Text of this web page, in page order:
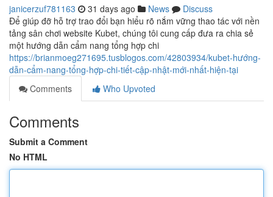
janicerzuf781163 31 days ago News
Discuss
Để giúp đỡ hỗ trợ trao đổi bạn hiểu rõ nắm vững thao tác với nền
tảng sân chơi website Kubet, chúng tôi cung cấp đưa ra chia sẻ
một hướng dẫn cẩm nang tổng hợp chi
https://brianmoeg271695.tusblogos.com/42803934/kubet-hướng-
dẫn-cẩm-nang-tổng-hợp-chi-tiết-cập-nhật-mới-nhất-hiện-tại
Comments
Who Upvoted
Comments
Submit a Comment
No HTML